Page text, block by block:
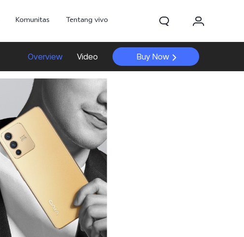
Komunitas Tentang vivo
Y31d Pro
Overview Video Buy Now